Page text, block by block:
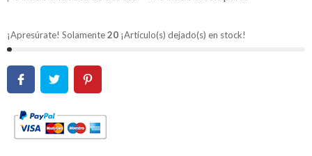
¡Apresúrate! Solamente20 ¡Artículo(s) dejado(s) en stock!